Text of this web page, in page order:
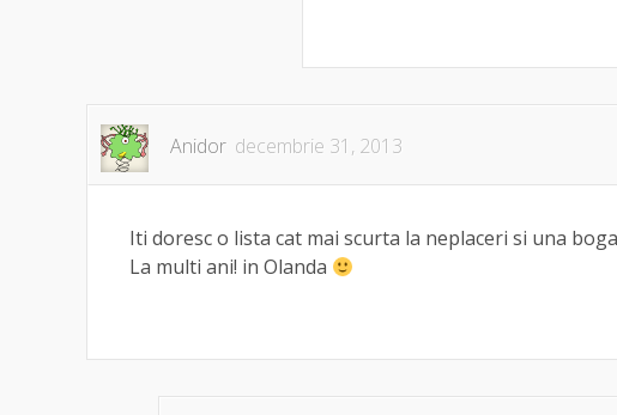
Anidor decembrie 31, 2013
Iti doresc o lista cat mai scurta la neplaceri si una
La multi ani! in Olanda